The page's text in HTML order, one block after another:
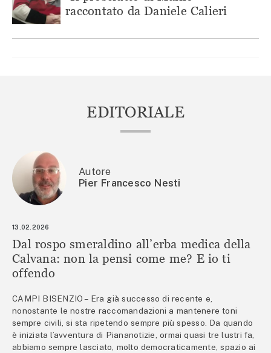
raccontato da Daniele Calieri
EDITORIALE
Autore
Pier Francesco Nesti
13.02.2026
Dal rospo smeraldino all’erba medica della
Calvana: non la pensi come me? E io ti
offendo
CAMPI BISENZIO – Era già successo di recente e,
nonostante le nostre raccomandazioni a mantenere toni
sempre civili, si sta ripetendo sempre più spesso. Da quando
è iniziata l’avventura di Piananotizie, ormai quasi tre lustri fa,
abbiamo sempre lasciato, molto democraticamente, spazio ai